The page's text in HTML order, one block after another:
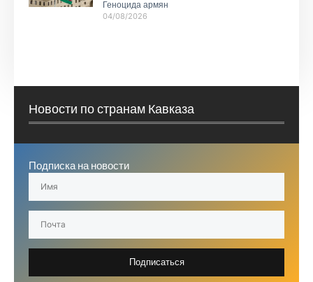
Геноцида армян
04/08/2026
Новости по странам Кавказа
Подписка на новости
Подписаться